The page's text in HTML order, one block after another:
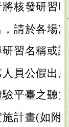
核發研習
請於各場
習名稱或
員公假出
平臺之聽
計畫(如附